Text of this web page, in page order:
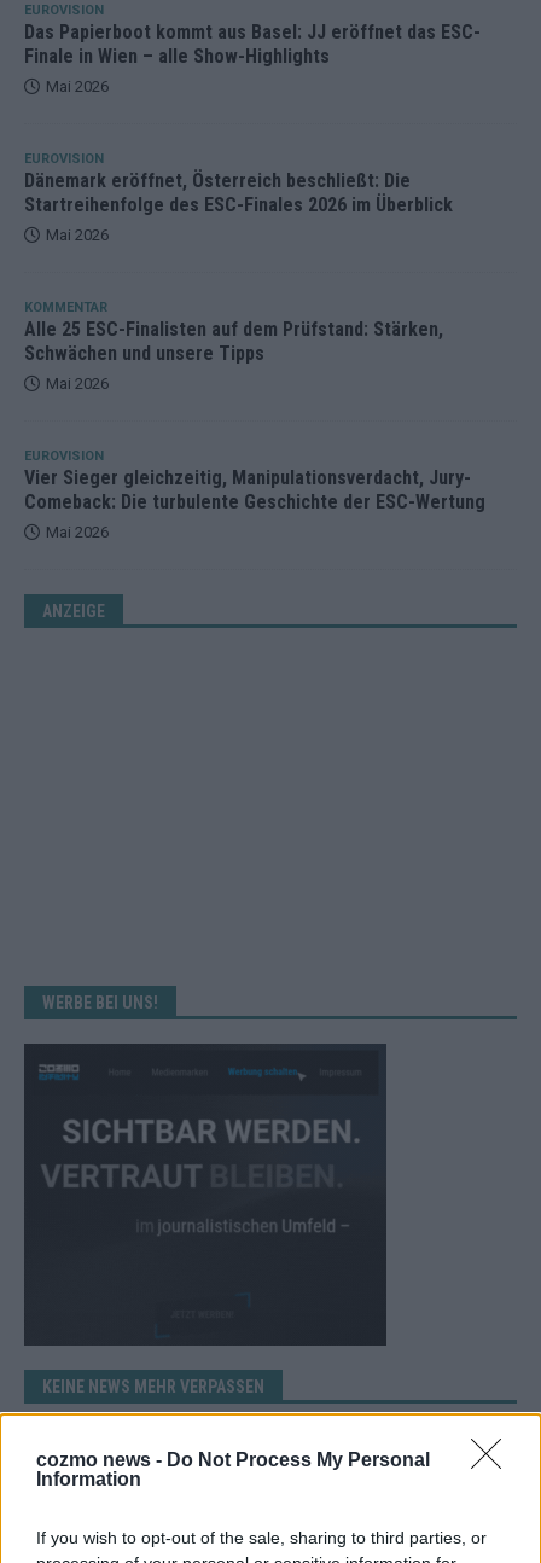
cozmo news - Do Not Process My Personal
Information
If you wish to opt-out of the sale, sharing to third parties, or
EUROVISION
Das Papierboot kommt aus Basel: JJ eröffnet das ESC-
Finale in Wien – alle Show-Highlights
Mai 2026
EUROVISION
Dänemark eröffnet, Österreich beschließt: Die
Startreihenfolge des ESC-Finales 2026 im Überblick
Mai 2026
KOMMENTAR
Alle 25 ESC-Finalisten auf dem Prüfstand: Stärken,
Schwächen und unsere Tipps
Mai 2026
EUROVISION
Vier Sieger gleichzeitig, Manipulationsverdacht, Jury-
Comeback: Die turbulente Geschichte der ESC-Wertung
Mai 2026
ANZEIGE
WERBE BEI UNS!
KEINE NEWS MEHR VERPASSEN
ANZEIGE